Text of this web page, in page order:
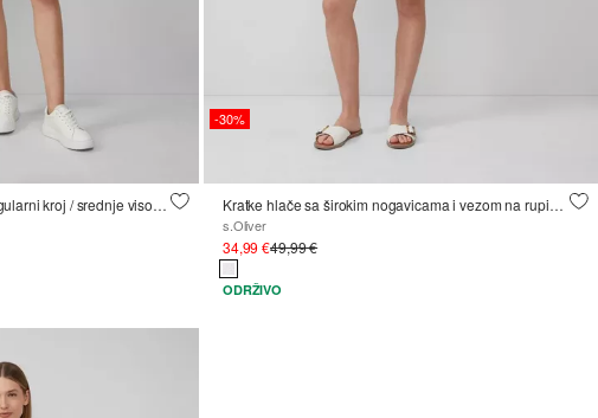
Traper bermude Karolin / regularni kroj / srednje visoki struk / podvrnute nogavice
-30%
Kratke hlače sa širokim nogavicama i vezom na rupicama
s.Oliver
34,99 €49,99 €
ODRŽIVO